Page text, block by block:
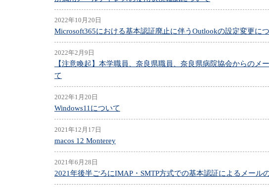
2022年10月20日
Microsoft365における基本認証廃止に伴うOutlookの設定変更に
2022年2月9日
【注意喚起】本学職員、奈良県職員、奈良県病院協会からのメ
て
2022年1月20日
Windows11について
2021年12月17日
macos 12 Monterey
2021年6月28日
2021年後半ごろにIMAP・SMTP方式での基本認証によるメール